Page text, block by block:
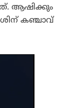
ആഷിക്കും
കഞ്ചാവ്